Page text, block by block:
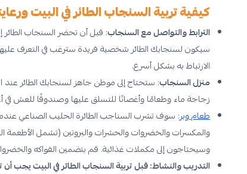
كيفية تربية السنجاب الطائر في البيت
الترابط والتواصل مع السنجاب: قبل أن تحضر السنجاب الطائر
سيكون لسنجابك الطائر شخصية فريدة سترغب في التعرف
الارتباط به بشكل أسرع.
منزل السنجاب: ستحتاج إلى موطن جاهز لسنجابك الطائر عند
زجاجة ماء وطعامًا وأغصانًا للتسلق عليها وصندوقًا للعش
طعام وبر: سوف تشرب السناجب الطائرة الحليب الصناعي
والمكسرات والخضروات والحشرات والبروتين (تشمل الأطعمة
وسيحتاجون إلى مكملات غذائية. قم بتضمين الفواكه
التدريب والنشاط: قبل تربية السنجاب الطائر في البيت يجب